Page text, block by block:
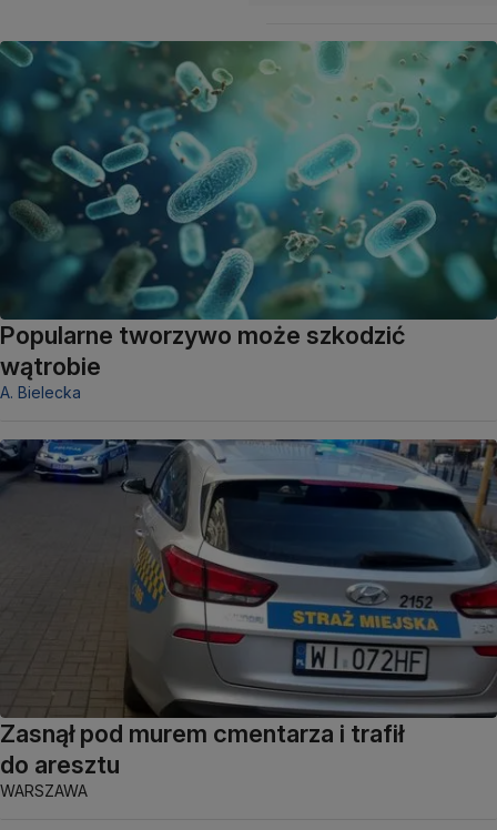
Popularne tworzywo może szkodzić
wątrobie
A. Bielecka
Zasnął pod murem cmentarza i trafił
do aresztu
WARSZAWA